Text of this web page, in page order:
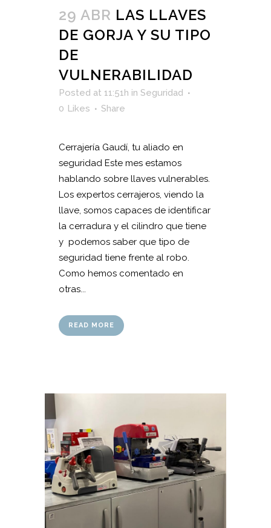
29 ABR LAS LLAVES
DE GORJA Y SU TIPO
DE
VULNERABILIDAD
Posted at 11:51h in Seguridad
0 Likes Share
Cerrajería Gaudí, tu aliado en
seguridad Este mes estamos
hablando sobre llaves vulnerables.
Los expertos cerrajeros, viendo la
llave, somos capaces de identificar
la cerradura y el cilindro que tiene
y podemos saber que tipo de
seguridad tiene frente al robo.
Como hemos comentado en
otras...
READ MORE